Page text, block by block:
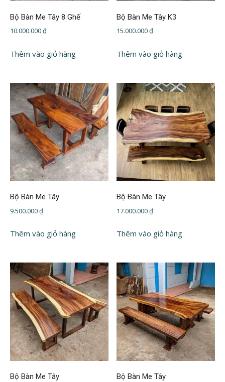
Bộ Bàn Me Tây 8 Ghế
10.000.000₫
Thêm vào giỏ hàng
Bộ Bàn Me Tây K3
15.000.000₫
Thêm vào giỏ hàng
Bộ Bàn Me Tây
9.500.000₫
Thêm vào giỏ hàng
Bộ Bàn Me Tây
17.000.000₫
Thêm vào giỏ hàng
Bộ Bàn Me Tây
Bộ Bàn Me Tây